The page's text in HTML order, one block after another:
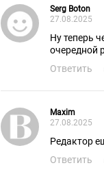
Serg Boton
27.08.2025
Ну теперь черёд министра иностранных дел Украины Андрея
очередной
Ответить
Maxim
27.08.2025
Редактор
Ответить